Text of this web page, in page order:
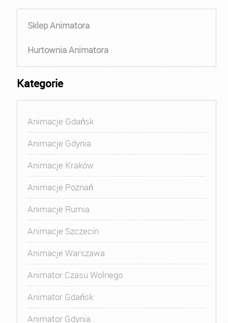
Sklep Animatora
Hurtownia Animatora
Kategorie
Animacje Gdańsk
Animacje Gdynia
Animacje Kraków
Animacje Poznań
Animacje Rumia
Animacje Szczecin
Animacje Warszawa
Animator Czasu Wolnego
Animator Gdańsk
Animator Gdynia